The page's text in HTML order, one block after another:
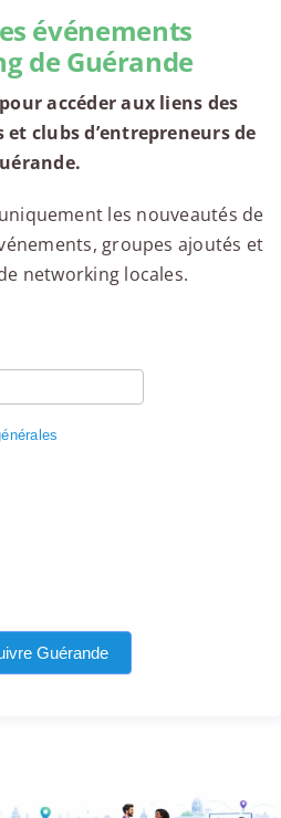
événements
de Guérande
accéder aux liens des
clubs d’entrepreneurs de
les nouveautés de
groupes ajoutés et
networking locales.
Guérande